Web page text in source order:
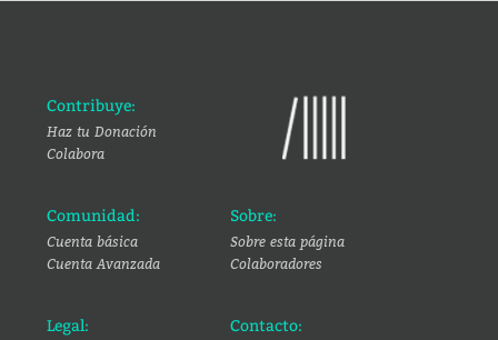
Contribuye:
Haz tu Donación
Colabora
Comunidad:
Cuenta básica
Cuenta Avanzada
Sobre:
Sobre esta página
Colaboradores
Legal: Contacto: